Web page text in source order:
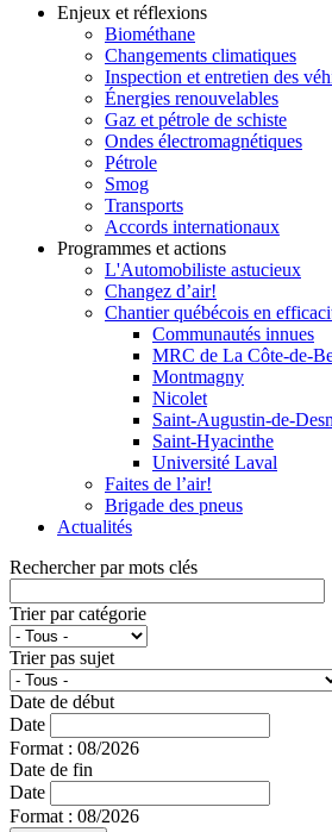
Enjeux et réflexions
Biométhane
Changements climatiques
Inspection et entretien des
Énergies renouvelables
Gaz et pétrole de schiste
Ondes électromagnétiques
Pétrole
Smog
Transports
Accords internationaux
Programmes et actions
L'Automobiliste astucieux
Changez d’air!
Chantier québécois en
Communautés innues
MRC de La Côte-de-
Montmagny
Nicolet
Saint-Augustin-de-
Saint-Hyacinthe
Université Laval
Faites de l’air!
Brigade des pneus
Actualités
Rechercher par mots clés
Trier par catégorie
Trier pas sujet
Date de début
Date
Format : 08/2026
Date de fin
Date
Format : 08/2026